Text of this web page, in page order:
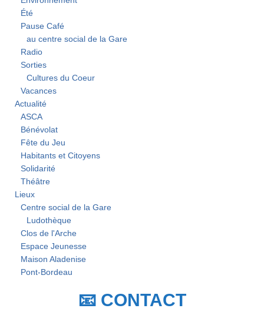
Été
Pause Café
au centre social de la Gare
Radio
Sorties
Cultures du Coeur
Vacances
Actualité
ASCA
Bénévolat
Fête du Jeu
Habitants et Citoyens
Solidarité
Théâtre
Lieux
Centre social de la Gare
Ludothèque
Clos de l'Arche
Espace Jeunesse
Maison Aladenise
Pont-Bordeau
📧 CONTACT